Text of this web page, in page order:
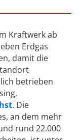
Kraftwerk ab
Erdgas
damit die
betrieben
. Die
an dem mehr
rund 22.000